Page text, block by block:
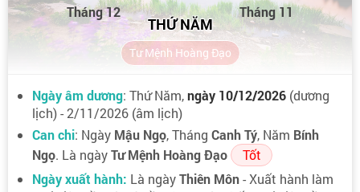
Tháng 12 Tháng 11
THỨ NĂM
Tư Mệnh Hoàng Đạo
Ngày âm dương: Thứ Năm,ngày 10/12/2026 (dương
lịch) - 2/11/2026 (âm lịch)
Can chi: Ngày Mậu Ngọ, Tháng Canh Tý, Năm Bính
Ngọ. Là ngàyTư Mệnh Hoàng Đạo
Tốt
Ngày xuất hành: Là ngàyThiên Môn- Xuất hành làm